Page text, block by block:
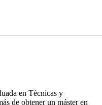
en Técnicas y
de obtener un máster en